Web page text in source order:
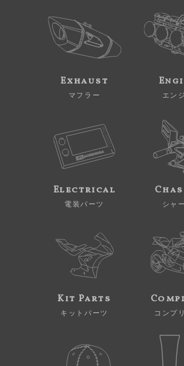
Exhaust
マフラー エン
Electrical
電装パーツ シャ
Kit Parts
キットパーツ コンプ